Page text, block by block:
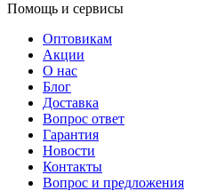
Помощь и сервисы
Оптовикам
Акции
О нас
Блог
Доставка
Вопрос ответ
Гарантия
Новости
Контакты
Вопрос и предложения